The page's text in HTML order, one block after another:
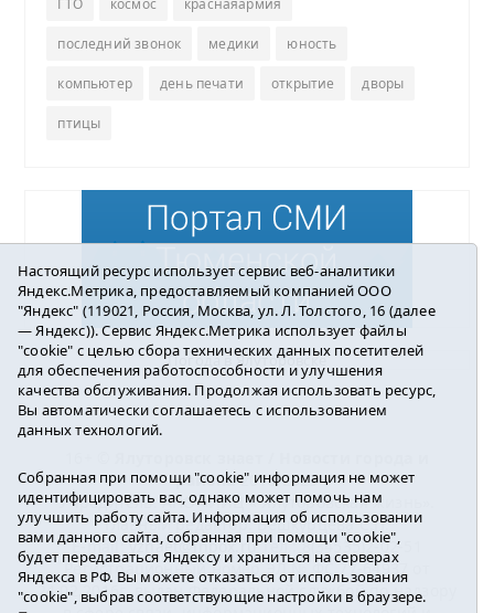
последний звонок медики юность
компьютер день печати открытие дворы
птицы
Погода в Ялуторовске
района2016-2023
Учредитель: АНО «ИИЦ « Ялуторовская жизнь».
Главный редактор: Вешкурцева С.П.
E-mail:yznaet@inbox.ruТел.: 8(34535)2-02-51
Регистрационный номер ЭЛ № ФС 77-64937 от
24.02.2016г. выдан Федеральной службой по надзору
Настоящий ресурс использует сервис веб-аналитики
Яндекс.Метрика, предоставляемый компанией ООО
"Яндекс" (119021, Россия, Москва, ул. Л. Толстого, 16 (далее
— Яндекс)). Сервис Яндекс.Метрика использует файлы
"cookie" с целью сбора технических данных посетителей
для обеспечения работоспособности и улучшения
качества обслуживания. Продолжая использовать ресурс,
Вы автоматически соглашаетесь с использованием
данных технологий.
Собранная при помощи "cookie" информация не может
идентифицировать вас, однако может помочь нам
улучшить работу сайта. Информация об использовании
вами данного сайта, собранная при помощи "cookie",
будет передаваться Яндексу и храниться на серверах
Яндекса в РФ. Вы можете отказаться от использования
"cookie", выбрав соответствующие настройки в браузере.